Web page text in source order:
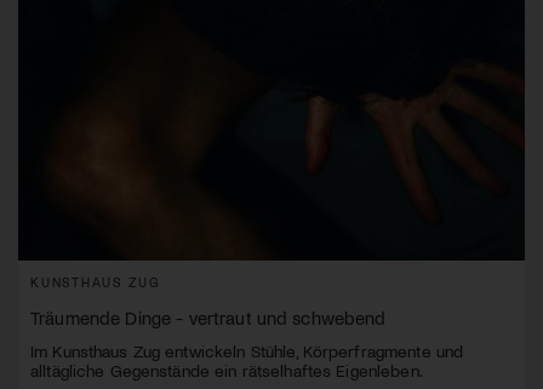
KUNSTHAUS ZUG
Träumende Dinge - vertraut und schwebend
Im Kunsthaus Zug entwickeln Stühle, Körperfragmente und
alltägliche Gegenstände ein rätselhaftes Eigenleben.